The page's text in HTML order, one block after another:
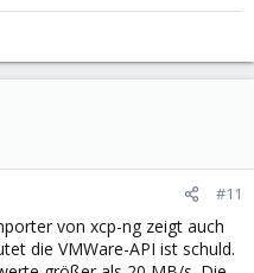
#11
von xcp-ng zeigt auch
die VMWare-API ist schuld.